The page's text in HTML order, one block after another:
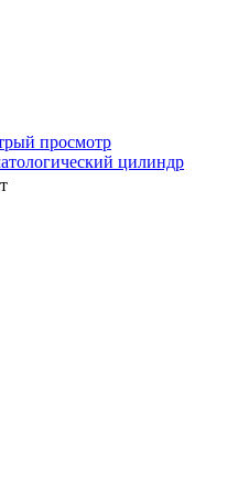
просмотр
цилиндр